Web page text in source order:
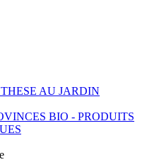
AU JARDIN
BIO - PRODUITS